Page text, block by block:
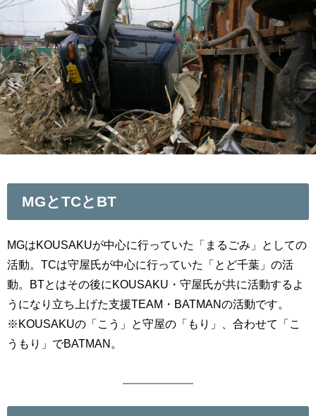
MGとTCとBT
MGはKOUSAKUが中心に行っていた「まるごみ」としての
活動。TCは守屋氏が中心に行っていた「とど千葉」の活
動。BTとはその後にKOUSAKU・守屋氏が共に活動するよ
うになり立ち上げた支援TEAM・BATMANの活動です。
※KOUSAKUの「こう」と守屋の「もり」、合わせて「こ
うもり」でBATMAN。